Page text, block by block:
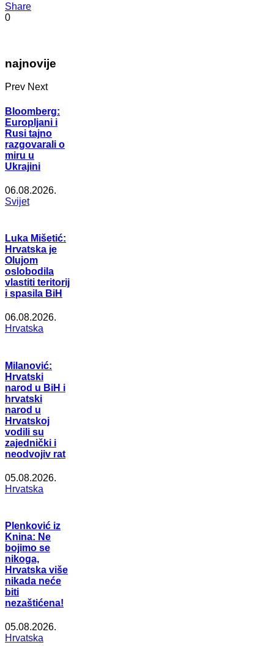
Share
0
najnovije
Prev Next
Bloomberg:
Europljani i
Rusi tajno
razgovarali o
miru u
Ukrajini
06.08.2026.
Svijet
Luka Mišetić:
Hrvatska je
Olujom
oslobodila
vlastiti teritorij
i spasila BiH
06.08.2026.
Hrvatska
Milanović:
Hrvatski
narod u BiH i
hrvatski
narod u
Hrvatskoj
vodili su
zajednički i
neodvojiv rat
05.08.2026.
Hrvatska
Plenković iz
Knina: Ne
bojimo se
nikoga,
Hrvatska više
nikada neće
biti
nezaštićena!
05.08.2026.
Hrvatska